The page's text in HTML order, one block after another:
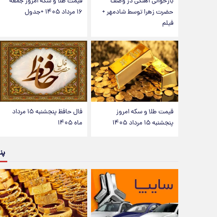
حضرت زهرا توسط شادمهر +
فیلم
۱۶ مرداد ۱۴۰۵ +جدول
قیمت طلا و سکه امروز
پنجشنبه ۱۵ مرداد ۱۴۰۵
فال حافظ پنجشنبه ۱۵ مرداد
ماه ۱۴۰۵